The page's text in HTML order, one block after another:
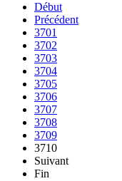
Début
Précédent
3701
3702
3703
3704
3705
3706
3707
3708
3709
3710
Suivant
Fin